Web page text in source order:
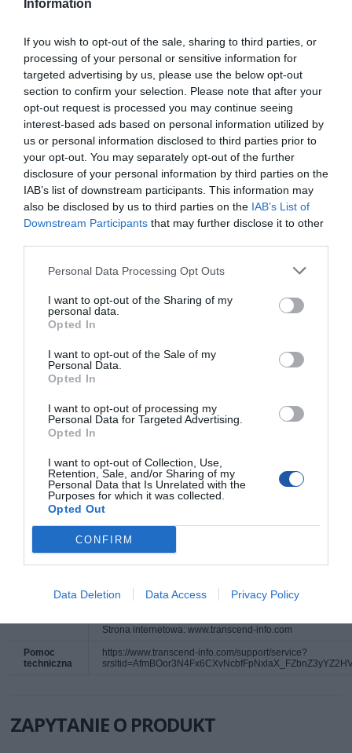
Information
If you wish to opt-out of the sale, sharing to third parties, or
processing of your personal or sensitive information for
targeted advertising by us, please use the below opt-out
section to confirm your selection. Please note that after your
opt-out request is processed you may continue seeing
interest-based ads based on personal information utilized by
us or personal information disclosed to third parties prior to
your opt-out. You may separately opt-out of the further
disclosure of your personal information by third parties on the
IAB’s list of downstream participants. This information may
also be disclosed by us to third parties on the IAB’s List of
Downstream Participants that may further disclose it to other
Personal Data Processing Opt Outs
I want to opt-out of the Sharing of my
personal data.
Opted In
I want to opt-out of the Sale of my
Personal Data.
Opted In
I want to opt-out of processing my
Personal Data for Targeted Advertising.
Opted In
I want to opt-out of Collection, Use,
Retention, Sale, and/or Sharing of my
Personal Data that Is Unrelated with the
Purposes for which it was collected.
Opted Out
CONFIRM
Data Deletion Data Access Privacy Policy
Interfejs
pamięci
Szybkość
odczytu
210 MB/s
Szybkość
zapisu
czytnik kart
pamięci
Szerokość 70 mm
Wysokość 8.1 mm
systemy
Microsoft Windows 2000
Microsoft Windows Vista
Więcej
Deklarowana waga jest wagą minimalną i może różnić się w zależności od
konfiguracji oraz zmian występujących w procesie produkcyjnym.
INFORMACJE HANDLOWE
Kod
TS32GJF780
Dane
Transcend Information, Inc.
Hsinchu 300-70
Strona internetowa: www.transcend-info.com
Pomoc
techniczna
https://www.transcend-info.com/support/service?
ZAPYTANIE O PRODUKT